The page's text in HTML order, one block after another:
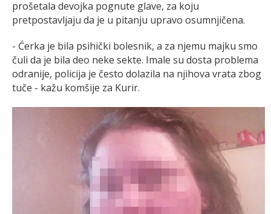
prošetala devojka pognute glave, za koju
pretpostavljaju da je u pitanju upravo osumnjičena.
- Ćerka je bila psihički bolesnik, a za njemu majku smo
čuli da je bila deo neke sekte. Imale su dosta problema
odranije, policija je često dolazila na njihova vrata zbog
tuče - kažu komšije za Kurir.